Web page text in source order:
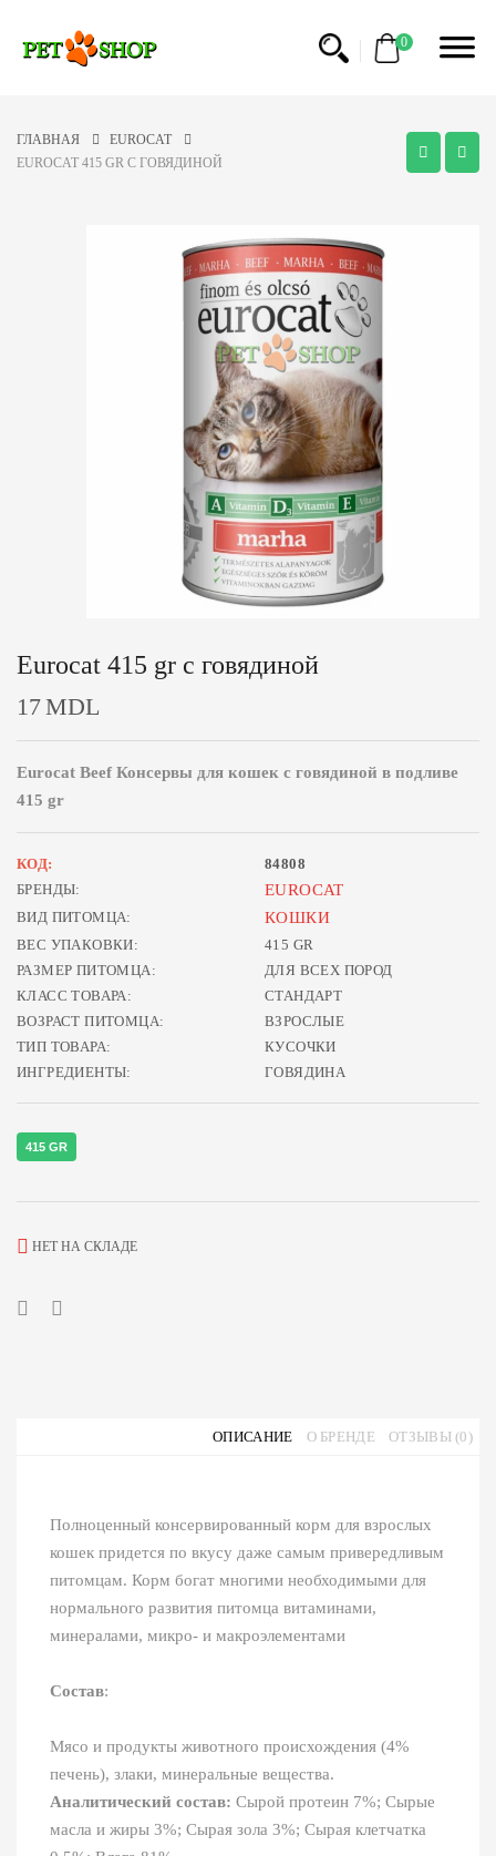
0
ГЛАВНАЯ
EUROCAT
EUROCAT 415 GR С ГОВЯДИНОЙ
Eurocat 415 gr с говядиной
17MDL
Eurocat Beef Консервы для кошек с говядиной в подливе
415 gr
КОД:
84808
БРЕНДЫ:
EUROCAT
ВИД ПИТОМЦА: КОШКИ
ВЕС УПАКОВКИ:
415 GR
РАЗМЕР ПИТОМЦА:
ДЛЯ ВСЕХ ПОРОД
КЛАСС ТОВАРА:
СТАНДАРТ
ВОЗРАСТ ПИТОМЦА:
ВЗРОСЛЫЕ
ТИП ТОВАРА:
КУСОЧКИ
ИНГРЕДИЕНТЫ:
ГОВЯДИНА
415 GR
НЕТ НА СКЛАДЕ
ОПИСАНИЕ О БРЕНДЕ ОТЗЫВЫ (0)
Полноценный консервированный корм для взрослых
кошек придется по вкусу даже самым привередливым
питомцам. Корм богат многими необходимыми для
нормального развития питомца витаминами,
минералами, микро- и макроэлементами
Состав:
Мясо и продукты животного происхождения (4%
печень), злаки, минеральные вещества.
Аналитический состав: Сырой протеин 7%; Сырые
масла и жиры 3%; Сырая зола 3%; Сырая клетчатка